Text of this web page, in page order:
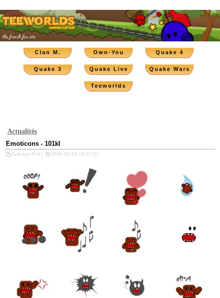
Clan M. Own-You Quake 4
Quake 3 Quake Live Quake Wars
Teeworlds
Actualités
Emoticons - 101kl
Ecrit par Poil | 2008-05-13 19:47:51